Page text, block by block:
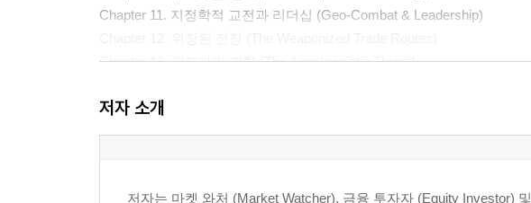
Chapter 11. 지정학적 교전과 리더십 (Geo-Combat & Leadership)
Chapter 13. 판도라의 귀환 (The Anachronistic Threat)
Chapter 15. 기계화된 사냥꾼 (The Autonomous Predator)
Chapter 16. 기후 지정학 (Climate Geopolitics)의 위기
저자 소개
저자는 마켓 와처 (Market Watcher), 금융 투자자 (Equity Investor) 및